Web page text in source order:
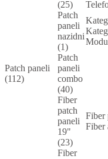
Patch paneli
(112)
(25)
Patch
paneli
nazidni
(1)
Patch
paneli
combo
(40)
Fiber
patch
paneli
19"
(23)
Fiber
Fiber
Fiber